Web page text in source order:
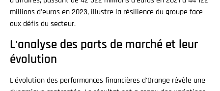
millions d'euros en 2023, illustre la résilience du groupe face
aux défis du secteur.
L'analyse des parts de marché et leur
évolution
L'évolution des performances financières d'Orange révèle une